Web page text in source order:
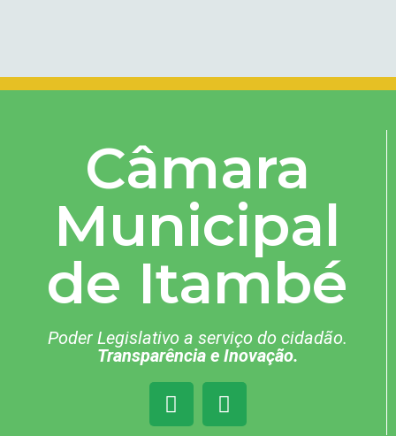
Câmara
Municipal
de Itambé
Poder Legislativo a serviço do cidadão.
Transparência e Inovação.